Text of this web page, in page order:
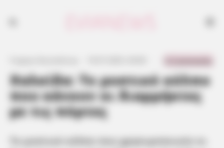
Χαλκίδα: Το μυστικό κόλπο
που κάνουν οι διαρρήκτες
με τις πόρτες
Το μυστικό κόλπο που χρησιμοποιούν οι